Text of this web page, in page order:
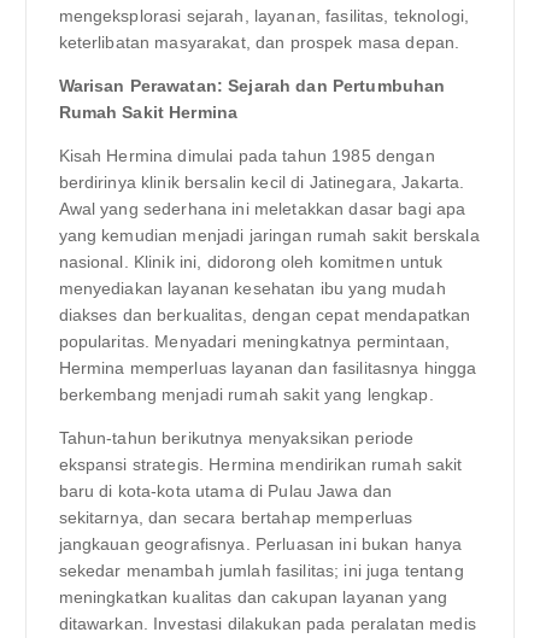
mengeksplorasi sejarah, layanan, fasilitas, teknologi,
keterlibatan masyarakat, dan prospek masa depan.
Warisan Perawatan: Sejarah dan Pertumbuhan
Rumah Sakit Hermina
Kisah Hermina dimulai pada tahun 1985 dengan
berdirinya klinik bersalin kecil di Jatinegara, Jakarta.
Awal yang sederhana ini meletakkan dasar bagi apa
yang kemudian menjadi jaringan rumah sakit berskala
nasional. Klinik ini, didorong oleh komitmen untuk
menyediakan layanan kesehatan ibu yang mudah
diakses dan berkualitas, dengan cepat mendapatkan
popularitas. Menyadari meningkatnya permintaan,
Hermina memperluas layanan dan fasilitasnya hingga
berkembang menjadi rumah sakit yang lengkap.
Tahun-tahun berikutnya menyaksikan periode
ekspansi strategis. Hermina mendirikan rumah sakit
baru di kota-kota utama di Pulau Jawa dan
sekitarnya, dan secara bertahap memperluas
jangkauan geografisnya. Perluasan ini bukan hanya
sekedar menambah jumlah fasilitas; ini juga tentang
meningkatkan kualitas dan cakupan layanan yang
ditawarkan. Investasi dilakukan pada peralatan medis